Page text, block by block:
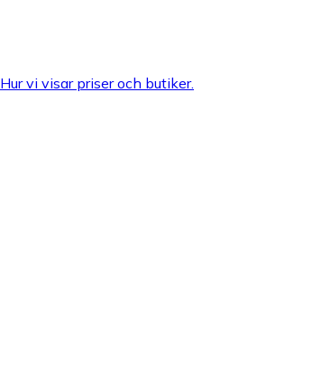
Hur vi visar priser och butiker.